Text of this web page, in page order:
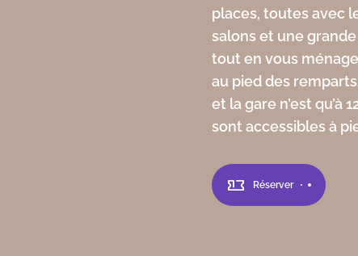
places, toutes avec
salons et une
tout en vous
au pied des
et la gare n’est
sont accessibles à
Réserver